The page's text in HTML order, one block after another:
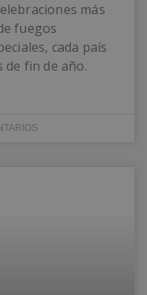
más
fuegos
cada país
fin de año.